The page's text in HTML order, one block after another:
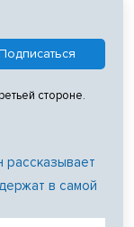
стороне.
рассказывает
в самой